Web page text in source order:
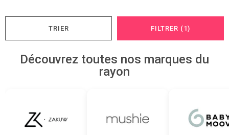
TRIER FILTRER (1)
Découvrez toutes nos marques du
rayon